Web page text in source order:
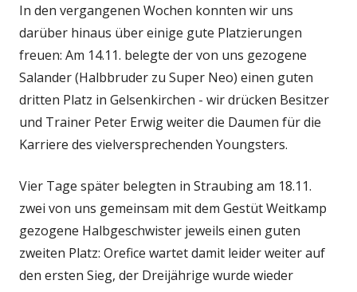
In den vergangenen Wochen konnten wir uns
darüber hinaus über einige gute Platzierungen
freuen: Am 14.11. belegte der von uns gezogene
Salander (Halbbruder zu Super Neo) einen guten
dritten Platz in Gelsenkirchen - wir drücken Besitzer
und Trainer Peter Erwig weiter die Daumen für die
Karriere des vielversprechenden Youngsters.
Vier Tage später belegten in Straubing am 18.11.
zwei von uns gemeinsam mit dem Gestüt Weitkamp
gezogene Halbgeschwister jeweils einen guten
zweiten Platz: Orefice wartet damit leider weiter auf
den ersten Sieg, der Dreijährige wurde wieder